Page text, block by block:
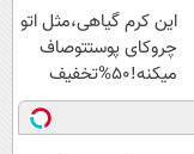
این کرم گیاهی،مثل اتو
چروکای پوستتوصاف
میکنه!50%تخفیف